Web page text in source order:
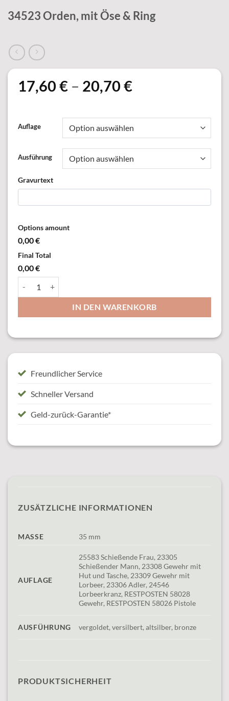
34523 Orden, mit Öse & Ring
17,60 € – 20,70 €
Auflage
Ausführung
Gravurtext
Options amount
0,00 €
Final Total
0,00 €
IN DEN WARENKORB
Freundlicher Service
Schneller Versand
Geld-zurück-Garantie*
ZUSÄTZLICHE INFORMATIONEN
MASSE 35 mm
AUFLAGE
25583 Schießende Frau, 23305
Schießender Mann, 23308 Gewehr mit
Hut und Tasche, 23309 Gewehr mit
Lorbeer, 23306 Adler, 24546
Lorbeerkranz, RESTPOSTEN 58028
Gewehr, RESTPOSTEN 58026 Pistole
AUSFÜHRUNG vergoldet, versilbert, altsilber, bronze
PRODUKTSICHERHEIT